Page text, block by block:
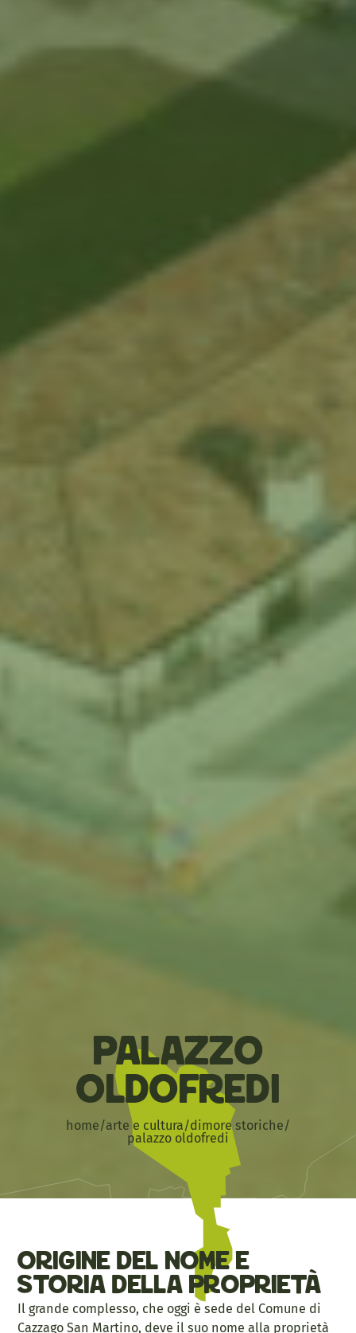
Palazzo
Oldofredi
home/arte e cultura/dimore storiche/
palazzo oldofredi
Origine del nome e
storia della proprietà
Il grande complesso, che oggi è sede del Comune di
Cazzago San Martino, deve il suo nome alla proprietà